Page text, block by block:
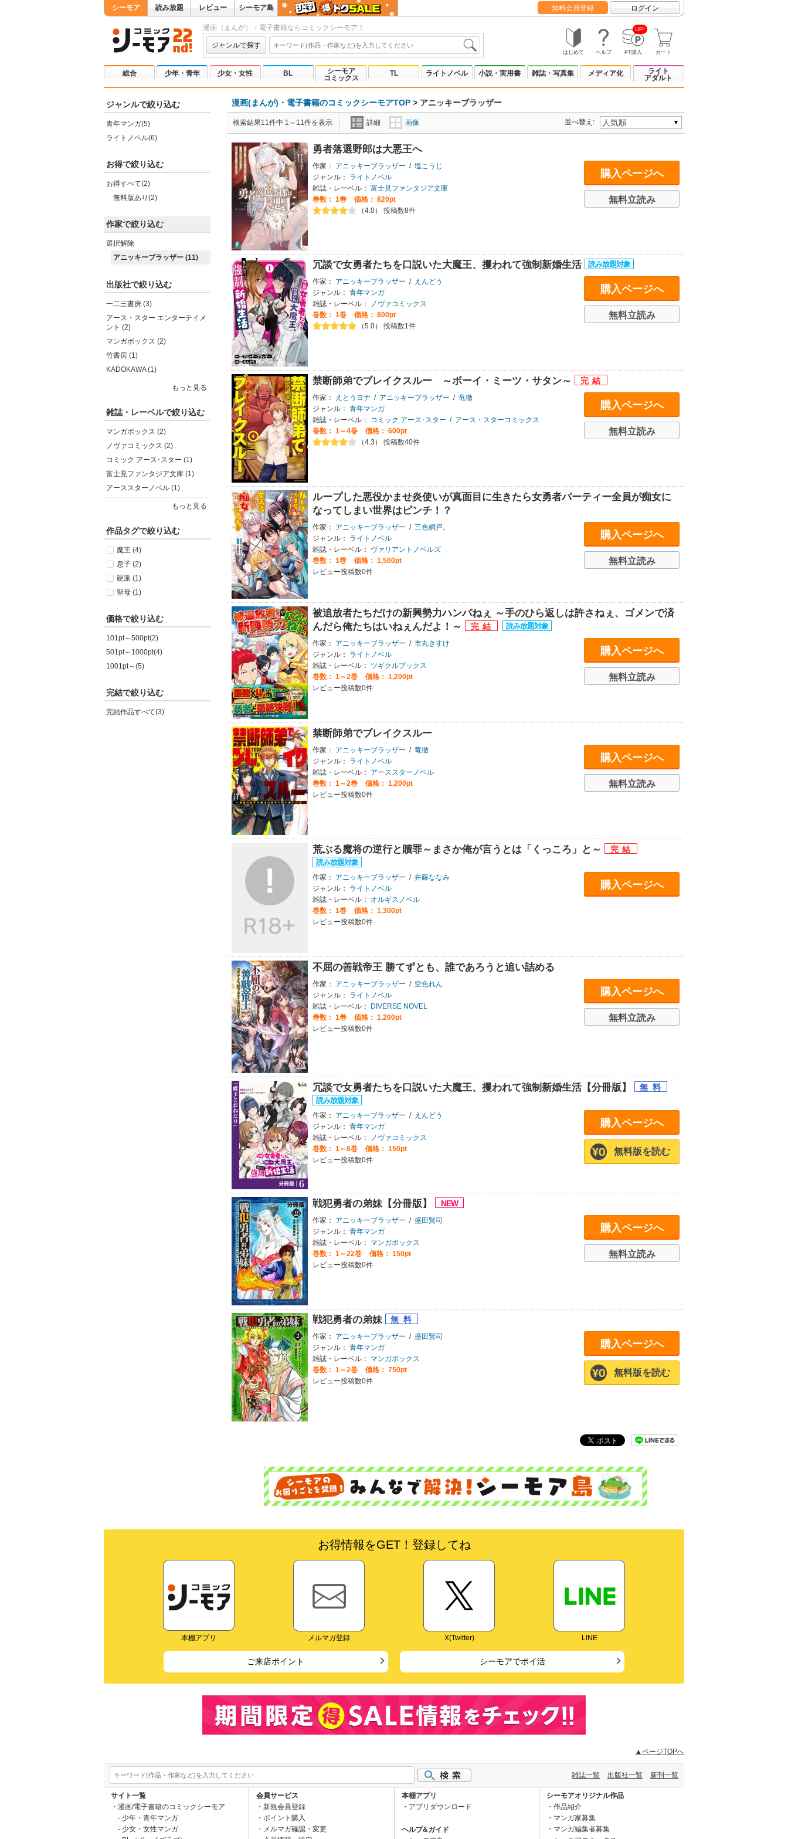
シーモア 読み放題 レビュー シーモア島 無料会員登録 ログイン
漫画（まんが）・電子書籍ならコミックシーモア！
ジャンルで探す
はじめて ヘルプ
UP!
PT購入 カート
総合 少年・青年 少女・女性 BL
シーモア
コミックス
TL ライトノベル 小説・実用書 雑誌・写真集 メディア化
ライト
アダルト
ジャンルで絞り込む
青年マンガ(5)
ライトノベル(6)
お得で絞り込む
お得すべて(2)
無料版あり(2)
作家で絞り込む
選択解除
アニッキーブラッザー (11)
出版社で絞り込む
一二三書房 (3)
アース・スター エンターテイメ
ント (2)
マンガボックス (2)
竹書房 (1)
KADOKAWA (1)
もっと見る
雑誌・レーベルで絞り込む
マンガボックス (2)
ノヴァコミックス (2)
コミック アース･スター (1)
富士見ファンタジア文庫 (1)
アーススターノベル (1)
もっと見る
作品タグで絞り込む
魔王 (4)
息子 (2)
硬派 (1)
聖母 (1)
価格で絞り込む
101pt～500pt(2)
501pt～1000pt(4)
1001pt～(5)
完結で絞り込む
完結作品すべて(3)
漫画(まんが)・電子書籍のコミックシーモアTOP > アニッキーブラッザー
検索結果11件中 1～11件を表示 詳細 画像 並べ替え:
勇者落選野郎は大悪王へ
作家： アニッキーブラッザー / 塩こうじ
ジャンル：
ライトノベル
雑誌・レーベル： 富士見ファンタジア文庫
巻数： 1巻
価格： 820pt
（4.0） 投稿数8件
購入ページへ
無料立読み
冗談で女勇者たちを口説いた大魔王、攫われて強制新婚生活
作家： アニッキーブラッザー /
えんどう
ジャンル： 青年マンガ
雑誌・レーベル：
ノヴァコミックス
巻数： 1巻
価格： 800pt
（5.0） 投稿数1件
購入ページへ
無料立読み
禁断師弟でブレイクスルー ～ボーイ・ミーツ・サタン～
作家： えとうヨナ / アニッキーブラッザー / 竜徹
ジャンル： 青年マンガ
雑誌・レーベル：
コミック アース･スター / アース・スターコミックス
巻数： 1～4巻
価格： 600pt
（4.3） 投稿数40件
購入ページへ
無料立読み
ループした悪役かませ炎使いが真面目に生きたら女勇者パーティー全員が痴女に
なってしまい世界はピンチ！？
作家： アニッキーブラッザー / 三色網戸。
ジャンル：
ライトノベル
雑誌・レーベル：
ヴァリアントノベルズ
巻数： 1巻
価格： 1,500pt
レビュー投稿数0件
購入ページへ
無料立読み
被追放者たちだけの新興勢力ハンパねぇ ～手のひら返しは許さねぇ、ゴメンで済
んだら俺たちはいねぇんだよ！～
作家： アニッキーブラッザー / 市丸きすけ
ジャンル：
ライトノベル
雑誌・レーベル：
ツギクルブックス
巻数： 1～2巻
価格： 1,200pt
レビュー投稿数0件
購入ページへ
無料立読み
禁断師弟でブレイクスルー
作家： アニッキーブラッザー / 竜徹
ジャンル：
ライトノベル
雑誌・レーベル：
アーススターノベル
巻数： 1～2巻
価格： 1,200pt
レビュー投稿数0件
購入ページへ
無料立読み
荒ぶる魔将の逆行と贖罪～まさか俺が言うとは「くっころ」と～
作家： アニッキーブラッザー / 井藤ななみ
ジャンル：
ライトノベル
雑誌・レーベル：
オルギスノベル
巻数： 1巻
価格： 1,300pt
レビュー投稿数0件
購入ページへ
不屈の善戦帝王 勝てずとも、誰であろうと追い詰める
作家： アニッキーブラッザー / 空色れん
ジャンル：
ライトノベル
雑誌・レーベル：
DIVERSE NOVEL
巻数： 1巻
価格： 1,200pt
レビュー投稿数0件
購入ページへ
無料立読み
冗談で女勇者たちを口説いた大魔王、攫われて強制新婚生活【分冊版】
作家： アニッキーブラッザー /
えんどう
ジャンル： 青年マンガ
雑誌・レーベル：
ノヴァコミックス
巻数： 1～6巻
価格： 150pt
レビュー投稿数0件
購入ページへ
無料版を読む
戦犯勇者の弟妹【分冊版】
作家： アニッキーブラッザー / 盛田賢司
ジャンル： 青年マンガ
雑誌・レーベル：
マンガボックス
巻数： 1～22巻
価格： 150pt
レビュー投稿数0件
購入ページへ
無料立読み
戦犯勇者の弟妹
作家： アニッキーブラッザー / 盛田賢司
ジャンル： 青年マンガ
雑誌・レーベル：
マンガボックス
巻数： 1～2巻
価格： 750pt
レビュー投稿数0件
購入ページへ
無料版を読む
お得情報をGET！登録してね
本棚アプリ メルマガ登録 X(Twitter) LINE
ご来店ポイント シーモアでポイ活
▲ページTOPへ
雑誌一覧 出版社一覧 新刊一覧
サイト一覧
漫画/電子書籍のコミックシーモア
少年・青年マンガ
少女・女性マンガ
会員サービス
新規会員登録
ポイント購入
メルマガ確認・変更
本棚アプリ
アプリダウンロード
ヘルプ&ガイド
シーモアオリジナル作品
作品紹介
マンガ家募集
マンガ編集者募集